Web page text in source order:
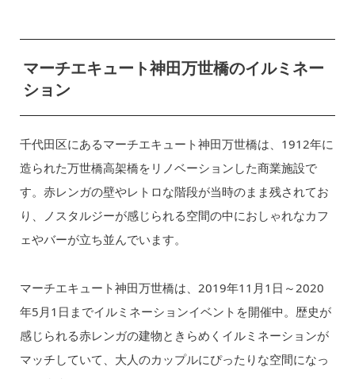
マーチエキュート神田万世橋のイルミネー
ション
千代田区にあるマーチエキュート神田万世橋は、1912年に
造られた万世橋高架橋をリノベーションした商業施設で
す。赤レンガの壁やレトロな階段が当時のまま残されてお
り、ノスタルジーが感じられる空間の中におしゃれなカフ
ェやバーが立ち並んでいます。
マーチエキュート神田万世橋は、2019年11月1日～2020
年5月1日までイルミネーションイベントを開催中。歴史が
感じられる赤レンガの建物ときらめくイルミネーションが
マッチしていて、大人のカップルにぴったりな空間になっ